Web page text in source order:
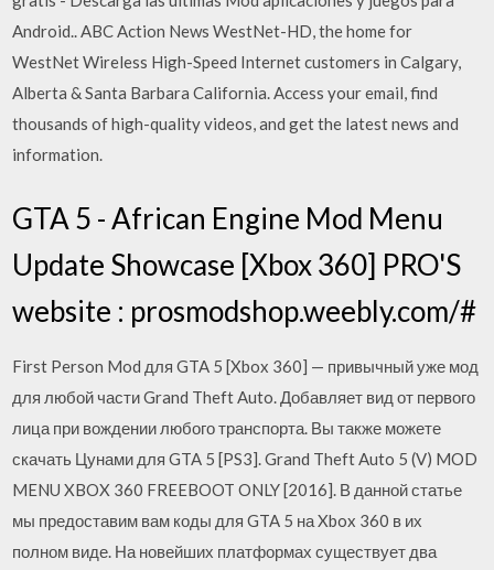
Android.. ABC Action News WestNet-HD, the home for
WestNet Wireless High-Speed Internet customers in Calgary,
Alberta & Santa Barbara California. Access your email, find
thousands of high-quality videos, and get the latest news and
information.
GTA 5 - African Engine Mod Menu
Update Showcase [Xbox 360] PRO'S
website : prosmodshop.weebly.com/#
First Person Mod для GTA 5 [Xbox 360] — привычный уже мод
для любой части Grand Theft Auto. Добавляет вид от первого
лица при вождении любого транспорта. Вы также можете
скачать Цунами для GTA 5 [PS3]. Grand Theft Auto 5 (V) MOD
MENU XBOX 360 FREEBOOT ONLY [2016]. В данной статье
мы предоставим вам коды для GTA 5 на Xbox 360 в их
полном виде. На новейших платформах существует два